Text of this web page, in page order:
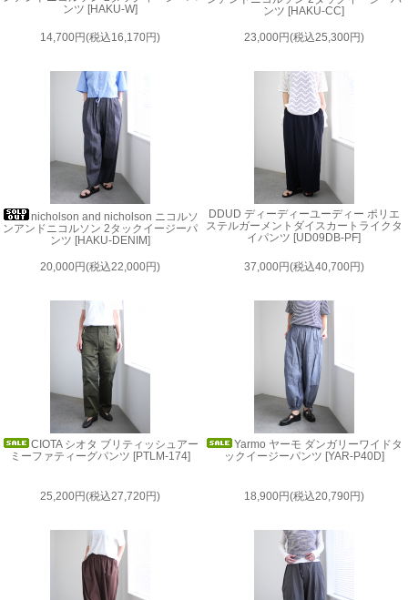
ンツ [HAKU-W]
14,700円(税込16,170円)
ンツ [HAKU-CC]
23,000円(税込25,300円)
nicholson and nicholson ニコルソ
ンアンドニコルソン 2タックイージーパ
ンツ [HAKU-DENIM]
20,000円(税込22,000円)
DDUD ディーディーユーディー ポリエ
ステルガーメントダイスカートライクタ
イパンツ [UD09DB-PF]
37,000円(税込40,700円)
CIOTA シオタ ブリティッシュアー
ミーファティーグパンツ [PTLM-174]
25,200円(税込27,720円)
Yarmo ヤーモ ダンガリーワイドタ
ックイージーパンツ [YAR-P40D]
18,900円(税込20,790円)